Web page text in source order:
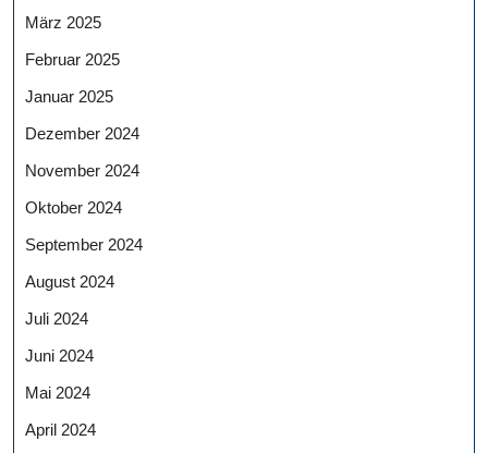
März 2025
Februar 2025
Januar 2025
Dezember 2024
November 2024
Oktober 2024
September 2024
August 2024
Juli 2024
Juni 2024
Mai 2024
April 2024